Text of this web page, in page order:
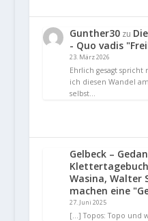
Gunther30zu
- Quo vadis
23. März 2026
Ehrlich gesagt
ich diesen Wandel
selbst…
Gelbeck –
Klettertagebuch
Wasina, Walter
machen eine
27. Juni 2025
[…] Topos: Topo und